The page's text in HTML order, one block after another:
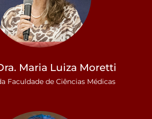
Maria Luiza Moretti
Faculdade de Ciências Médicas